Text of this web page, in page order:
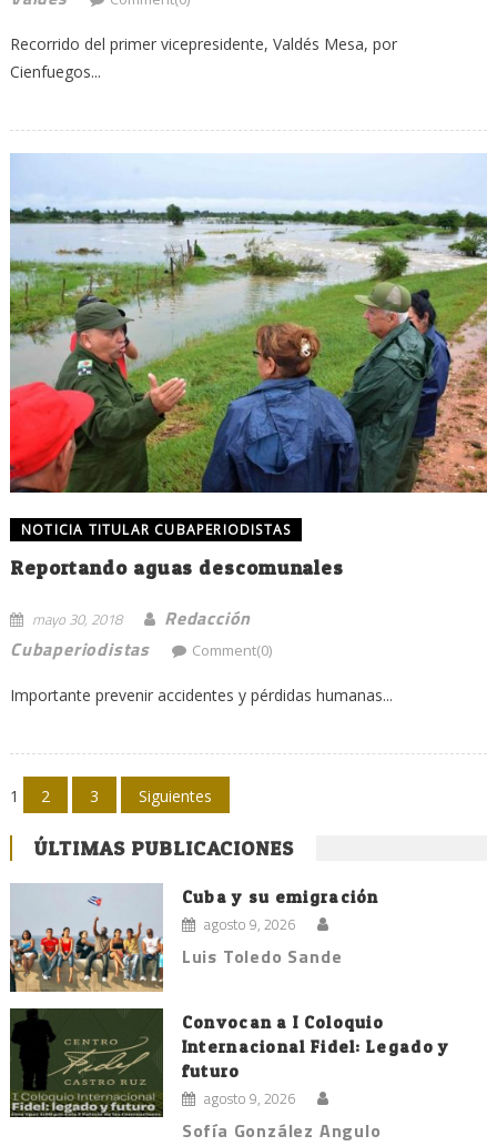
Recorrido del primer vicepresidente, Valdés Mesa, por
Cienfuegos...
NOTICIA TITULAR CUBAPERIODISTAS
Reportando aguas descomunales
mayo 30, 2018
Redacción
Cubaperiodistas
Comment(0)
Importante prevenir accidentes y pérdidas humanas...
Navegación
de
entradas
1 2 3 Siguientes
ÚLTIMAS PUBLICACIONES
Cuba y su emigración
agosto 9, 2026
Luis Toledo Sande
Convocan a I Coloquio
Internacional Fidel: Legado y
futuro
agosto 9, 2026
Sofía González Angulo